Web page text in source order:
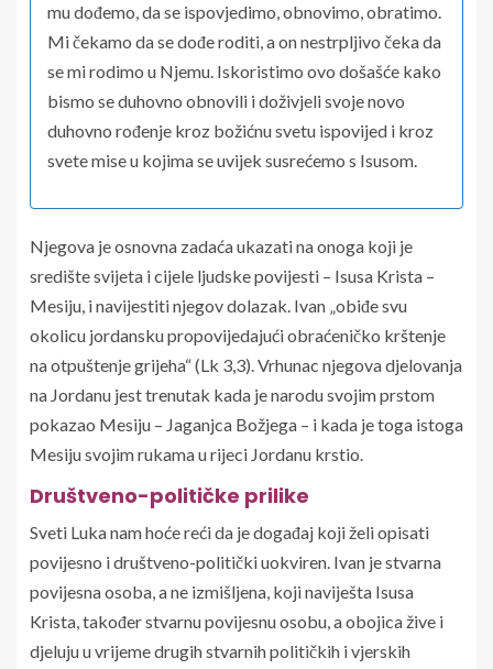
mu dođemo, da se ispovjedimo, obnovimo, obratimo.
Mi čekamo da se dođe roditi, a on nestrpljivo čeka da
se mi rodimo u Njemu. Iskoristimo ovo došašće kako
bismo se duhovno obnovili i doživjeli svoje novo
duhovno rođenje kroz božićnu svetu ispovijed i kroz
svete mise u kojima se uvijek susrećemo s Isusom.
Njegova je osnovna zadaća ukazati na onoga koji je
središte svijeta i cijele ljudske povijesti – Isusa Krista –
Mesiju, i navijestiti njegov dolazak. Ivan „obiđe svu
okolicu jordansku propovijedajući obraćeničko krštenje
na otpuštenje grijeha“ (Lk 3,3). Vrhunac njegova djelovanja
na Jordanu jest trenutak kada je narodu svojim prstom
pokazao Mesiju – Jaganjca Božjega – i kada je toga istoga
Mesiju svojim rukama u rijeci Jordanu krstio.
Društveno-političke prilike
Sveti Luka nam hoće reći da je događaj koji želi opisati
povijesno i društveno-politički uokviren. Ivan je stvarna
povijesna osoba, a ne izmišljena, koji naviješta Isusa
Krista, također stvarnu povijesnu osobu, a obojica žive i
djeluju u vrijeme drugih stvarnih političkih i vjerskih